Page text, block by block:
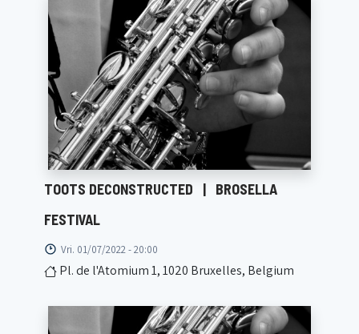
TOOTS DECONSTRUCTED | BROSELLA
FESTIVAL
Vri. 01/07/2022 - 20:00
Pl. de l'Atomium 1, 1020 Bruxelles, Belgium